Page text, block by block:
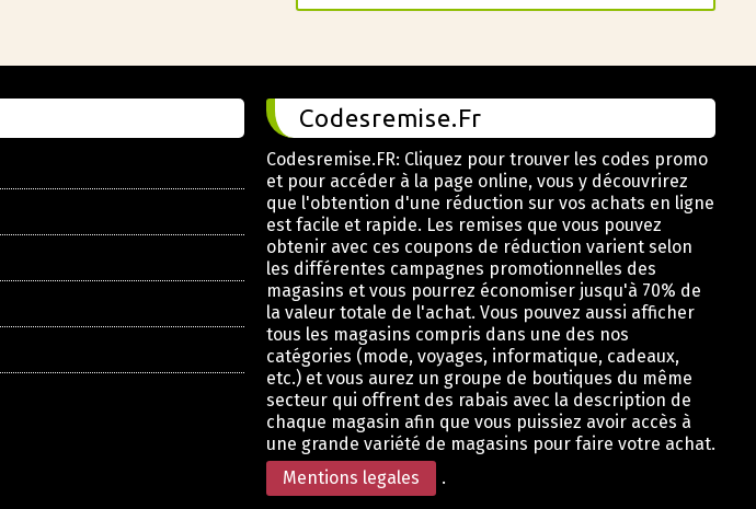
Codesremise.Fr
Codesremise.FR: Cliquez pour trouver les codes promo
et pour accéder à la page online, vous y découvrirez
que l'obtention d'une réduction sur vos achats en ligne
est facile et rapide. Les remises que vous pouvez
obtenir avec ces coupons de réduction varient selon
les différentes campagnes promotionnelles des
magasins et vous pourrez économiser jusqu'à 70% de
la valeur totale de l'achat. Vous pouvez aussi afficher
tous les magasins compris dans une des nos
catégories (mode, voyages, informatique, cadeaux,
etc.) et vous aurez un groupe de boutiques du même
secteur qui offrent des rabais avec la description de
chaque magasin afin que vous puissiez avoir accès à
une grande variété de magasins pour faire votre achat.
Mentions legales
.